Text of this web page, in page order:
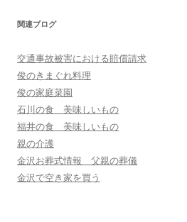
関連ブログ
交通事故被害における賠償請求
俊のきまぐれ料理
俊の家庭菜園
石川の食 美味しいもの
福井の食 美味しいもの
親の介護
金沢お葬式情報 父親の葬儀
金沢で空き家を買う